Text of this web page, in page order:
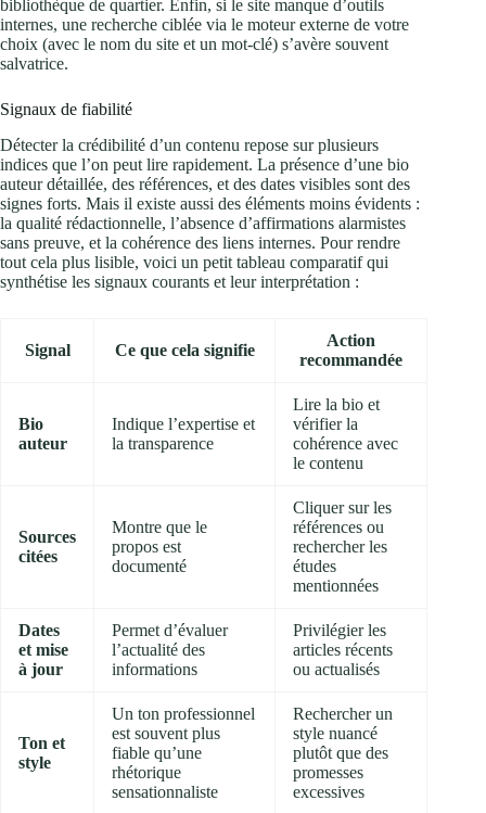
bibliothèque de quartier. Enfin, si le site manque d’outils
internes, une recherche ciblée via le moteur externe de votre
choix (avec le nom du site et un mot-clé) s’avère souvent
salvatrice.
Signaux de fiabilité
Détecter la crédibilité d’un contenu repose sur plusieurs
indices que l’on peut lire rapidement. La présence d’une bio
auteur détaillée, des références, et des dates visibles sont des
signes forts. Mais il existe aussi des éléments moins évidents :
la qualité rédactionnelle, l’absence d’affirmations alarmistes
sans preuve, et la cohérence des liens internes. Pour rendre
tout cela plus lisible, voici un petit tableau comparatif qui
synthétise les signaux courants et leur interprétation :
Signal Ce que cela signifie
Action
recommandée
Bio
auteur
Indique l’expertise et
la transparence
Lire la bio et
vérifier la
cohérence avec
le contenu
Sources
citées
Montre que le
propos est
documenté
Cliquer sur les
références ou
rechercher les
études
mentionnées
Dates
et mise
à jour
Permet d’évaluer
l’actualité des
informations
Privilégier les
articles récents
ou actualisés
Ton et
style
Un ton professionnel
est souvent plus
fiable qu’une
rhétorique
sensationnaliste
Rechercher un
style nuancé
plutôt que des
promesses
excessives